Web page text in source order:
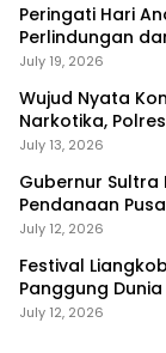
Peringati Hari
Perlindungan
July 19, 2026
Wujud Nyata
Narkotika,
Sabu-Sabu
July 13, 2026
Gubernur Sultra
Pendanaan
Liangkobhori
July 12, 2026
Festival
Panggung Dunia
July 12, 2026